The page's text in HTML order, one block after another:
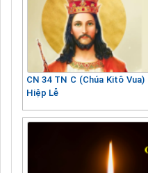
CN 34 TN C (Chúa Kitô
Hiệp Lễ